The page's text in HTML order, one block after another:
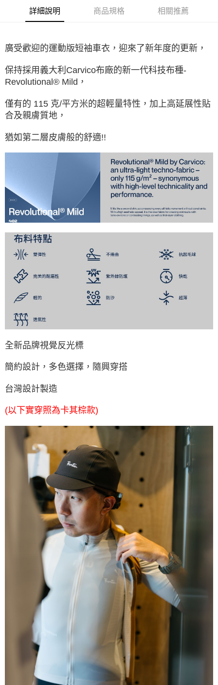
宅配-澎湖、金門、馬祖
每筆NT$100，滿NT$2,000(含以上)免運費
付款後門市自取
免運費
海外直寄/亞洲
詳細說明 商品規格 相關推薦
廣受歡迎的運動版短袖車衣，迎來了新年度的更新，
保持採用義大利Carvico布廠的新一代科技布種-
Revolutional® Mild，
僅有的 115 克/平方米的超輕量特性，加上高延展性貼
合及親膚質地，
猶如第二層皮膚般的舒適!!
全新品牌視覺反光標
簡約設計，多色選擇，隨興穿搭
台灣設計製造
(以下實穿照為卡其棕款)